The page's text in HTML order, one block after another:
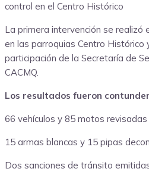
control en el Centro Histórico
La primera intervención se realizó
en las parroquias Centro Histórico
participación de la Secretaría de
CACMQ.
Los resultados fueron
66 vehículos y 85 motos revisadas
15 armas blancas y 15 pipas
Dos sanciones de tránsito